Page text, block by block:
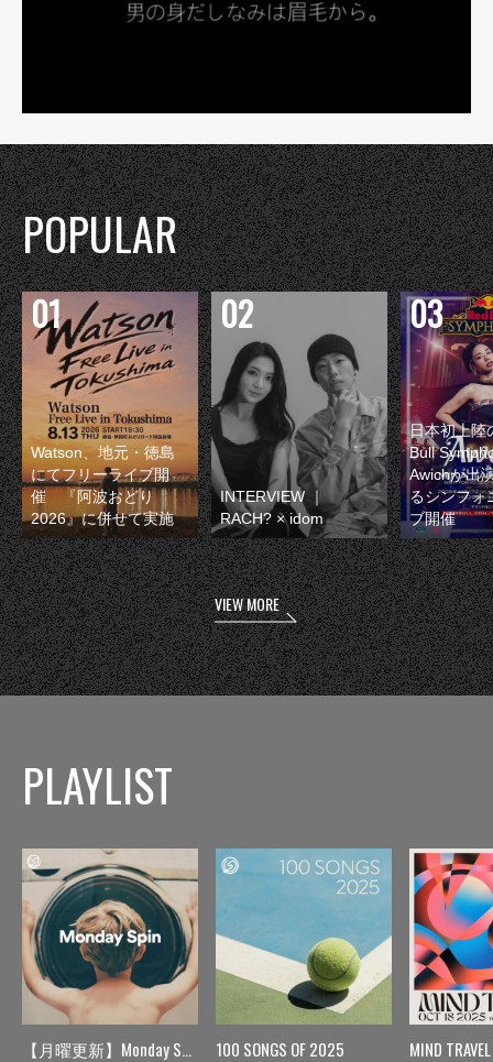
POPULAR
Watson、地元・徳島
にてフリーライブ開
催 『阿波おどり
2026』に併せて実施
INTERVIEW ｜
RACH? × idom
日本初上陸
Bull
Awichが出
るシンフォ
ブ開催
VIEW MORE
PLAYLIST
【月曜更新】Monday Spin 100 SONGS OF 2025 MIND TRAVEL